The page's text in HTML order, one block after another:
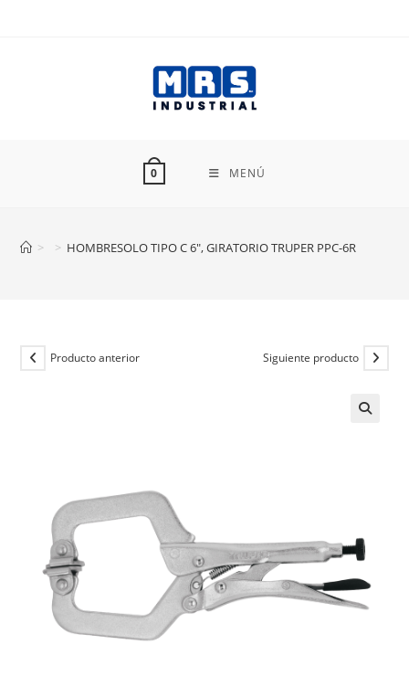
0 MENÚ
> > HOMBRESOLO TIPO C 6″, GIRATORIO TRUPER PPC-6R
Producto anterior Siguiente producto